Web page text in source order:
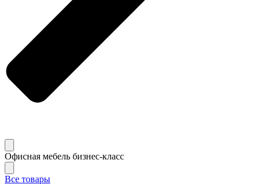
Офисная мебель бизнес-класс
Все товары